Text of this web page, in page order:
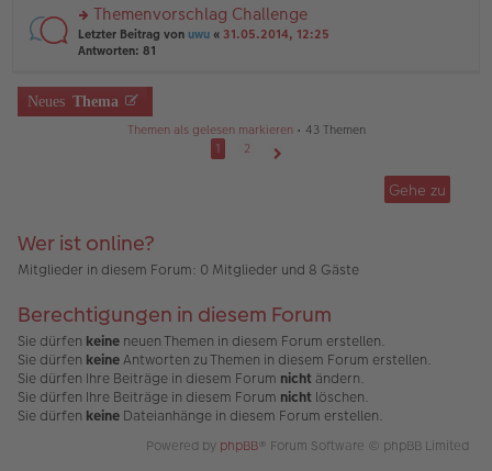
ger
B
ei
tr
g
el
es
e
B
ei
rs
te
n
g
tr
a
g
Themenvorschlag Challenge
Letzter Beitrag von uwu « 31.05.2014, 12:25
Antworten: 81
Neues Thema
Themen als gelesen markieren• 43 Themen
1
2
Gehe zu
Wer ist online?
Mitglieder in diesem Forum: 0 Mitglieder und 8 Gäste
Berechtigungen in diesem Forum
Sie dürfen keine neuen Themen in diesem Forum erstellen.
Sie dürfen keineAntworten zu Themen in diesem Forum erstellen.
Sie dürfen Ihre Beiträge in diesem Forum nicht ändern.
Sie dürfen Ihre Beiträge in diesem Forum nicht löschen.
Sie dürfen keine Dateianhänge in diesem Forum erstellen.
Powered by phpBB® Forum Software © phpBB Limited